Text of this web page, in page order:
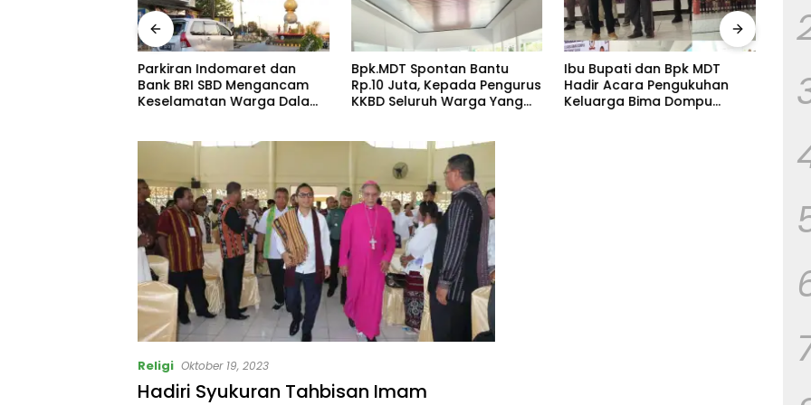
Parkiran Indomaret dan
Bank BRI SBD Mengancam
Keselamatan Warga Dalam
dan Satlantas Didesak
Bpk.MDT Spontan Bantu
Rp.10 Juta, Kepada Pengurus
KKBD Seluruh Warga Yang
Ibu Bupati dan Bpk MDT
Hadir Acara Pengukuhan
Keluarga Bima Dompu
Religi Oktober 19, 2023
Hadiri Syukuran Tahbisan Imam